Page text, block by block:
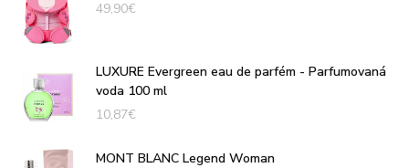
49,90€
LUXURE Evergreen eau de parfém - Parfumovaná
voda 100 ml
10,87€
MONT BLANC Legend Woman